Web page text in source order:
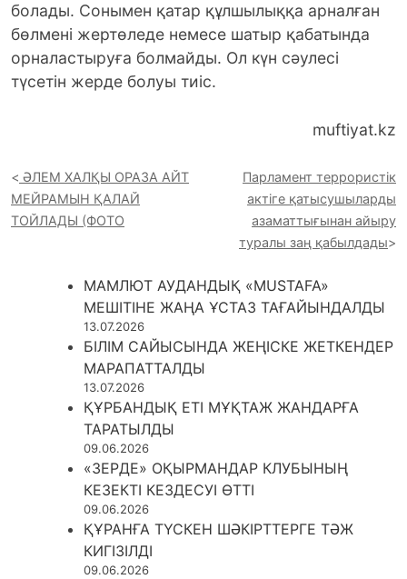
болады. Сонымен қатар құлшылыққа арналған
бөлмені жертөледе немесе шатыр қабатында
орналастыруға болмайды. Ол күн сәулесі
түсетін жерде болуы тиіс.
muftiyat.kz
ӘЛЕМ ХАЛҚЫ ОРАЗА АЙТ
МЕЙРАМЫН ҚАЛАЙ
ТОЙЛАДЫ (ФОТО
Парламент террористік
актіге қатысушыларды
азаматтығынан айыру
туралы заң қабылдады
МАМЛЮТ АУДАНДЫҚ «MUSTAFA»
МЕШІТІНЕ ЖАҢА ҰСТАЗ ТАҒАЙЫНДАЛДЫ
13.07.2026
БІЛІМ САЙЫСЫНДА ЖЕҢІСКЕ ЖЕТКЕНДЕР
МАРАПАТТАЛДЫ
13.07.2026
ҚҰРБАНДЫҚ ЕТІ МҰҚТАЖ ЖАНДАРҒА
ТАРАТЫЛДЫ
09.06.2026
«ЗЕРДЕ» ОҚЫРМАНДАР КЛУБЫНЫҢ
КЕЗЕКТІ КЕЗДЕСУІ ӨТТІ
09.06.2026
ҚҰРАНҒА ТҮСКЕН ШӘКІРТТЕРГЕ ТӘЖ
КИГІЗІЛДІ
09.06.2026